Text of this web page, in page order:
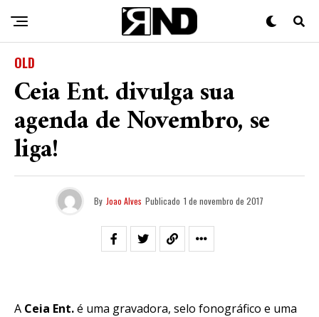
OLD
Ceia Ent. divulga sua
agenda de Novembro, se
liga!
By Joao Alves Publicado 1 de novembro de 2017
A Ceia Ent.é uma gravadora, selo fonográfico e uma